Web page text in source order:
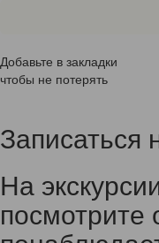
Добавьте в закладки
чтобы не потерять
Записаться
На
посмотрите